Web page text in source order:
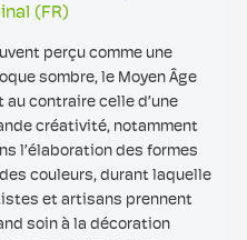
(FR)
perçu comme une
sombre, le Moyen Âge
au contraire celle d’une
créativité, notamment
l’élaboration des formes
couleurs, durant laquelle
et artisans prennent
soin à la décoration